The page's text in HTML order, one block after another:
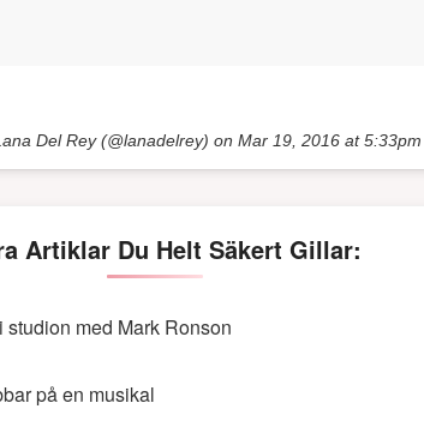
Del Rey (@lanadelrey) on Mar 19, 2016 at 5:33pm
Artiklar Du Helt Säkert Gillar:
studion med Mark Ronson
på en musikal